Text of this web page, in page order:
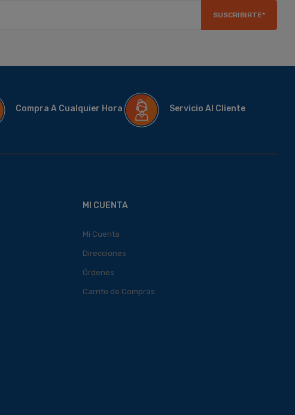
SUSCRIBIRTE*
Compra A Cualquier Hora Servicio Al Cliente
MI CUENTA
Mi Cuenta
Direcciones
Órdenes
Carrito de Compras